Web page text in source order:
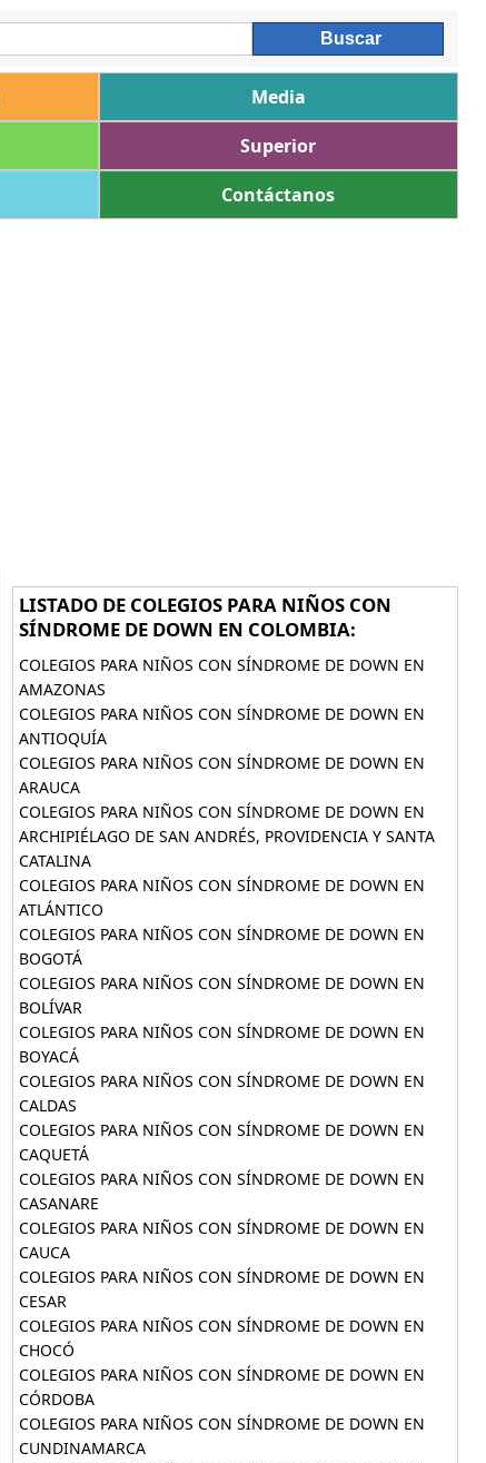
Media
Superior
Contáctanos
LISTADO DE COLEGIOS PARA NIÑOS CON
SÍNDROME DE DOWN EN COLOMBIA:
COLEGIOS PARA NIÑOS CON SÍNDROME DE DOWN EN
AMAZONAS
COLEGIOS PARA NIÑOS CON SÍNDROME DE DOWN EN
ANTIOQUÍA
COLEGIOS PARA NIÑOS CON SÍNDROME DE DOWN EN
ARAUCA
COLEGIOS PARA NIÑOS CON SÍNDROME DE DOWN EN
ARCHIPIÉLAGO DE SAN ANDRÉS, PROVIDENCIA Y SANTA
CATALINA
COLEGIOS PARA NIÑOS CON SÍNDROME DE DOWN EN
ATLÁNTICO
COLEGIOS PARA NIÑOS CON SÍNDROME DE DOWN EN
BOGOTÁ
COLEGIOS PARA NIÑOS CON SÍNDROME DE DOWN EN
BOLÍVAR
COLEGIOS PARA NIÑOS CON SÍNDROME DE DOWN EN
BOYACÁ
COLEGIOS PARA NIÑOS CON SÍNDROME DE DOWN EN
CALDAS
COLEGIOS PARA NIÑOS CON SÍNDROME DE DOWN EN
CAQUETÁ
COLEGIOS PARA NIÑOS CON SÍNDROME DE DOWN EN
CASANARE
COLEGIOS PARA NIÑOS CON SÍNDROME DE DOWN EN
CAUCA
COLEGIOS PARA NIÑOS CON SÍNDROME DE DOWN EN
CESAR
COLEGIOS PARA NIÑOS CON SÍNDROME DE DOWN EN
CHOCÓ
COLEGIOS PARA NIÑOS CON SÍNDROME DE DOWN EN
CÓRDOBA
COLEGIOS PARA NIÑOS CON SÍNDROME DE DOWN EN
CUNDINAMARCA